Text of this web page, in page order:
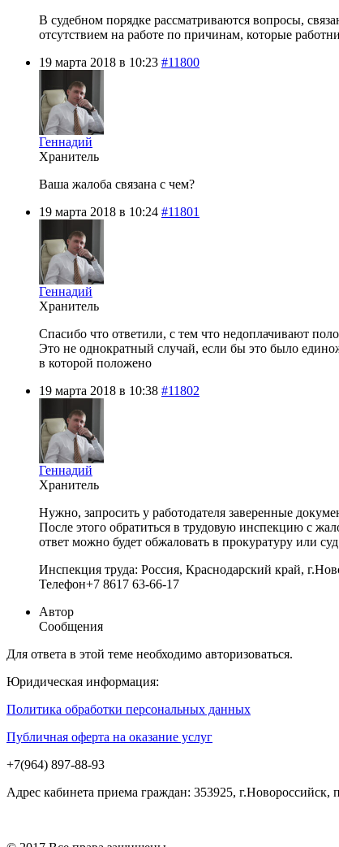
В судебном порядке рассматриваются вопросы,
отсутствием на работе по причинам, которые
19 марта 2018 в 10:23 #11800
Геннадий
Хранитель
Ваша жалоба связана с чем?
19 марта 2018 в 10:24 #11801
Геннадий
Хранитель
Спасибо что ответили, с тем что недоплачивают
Это не однократный случай, если бы это было
в которой положено
19 марта 2018 в 10:38 #11802
Геннадий
Хранитель
Нужно, запросить у работодателя заверенные
После этого обратиться в трудовую инспекцию с
ответ можно будет обжаловать в прокуратуру или
Инспекция труда: Россия, Краснодарский край,
Телефон+7 8617 63‑66-17
Автор
Сообщения
Для ответа в этой теме необходимо авторизоваться.
Юридическая информация:
Политика обработки персональных данных
Публичная оферта на оказание услуг
+7(964) 897-88-93
Адрес кабинета приема граждан: 353925, г.Новороссийск,